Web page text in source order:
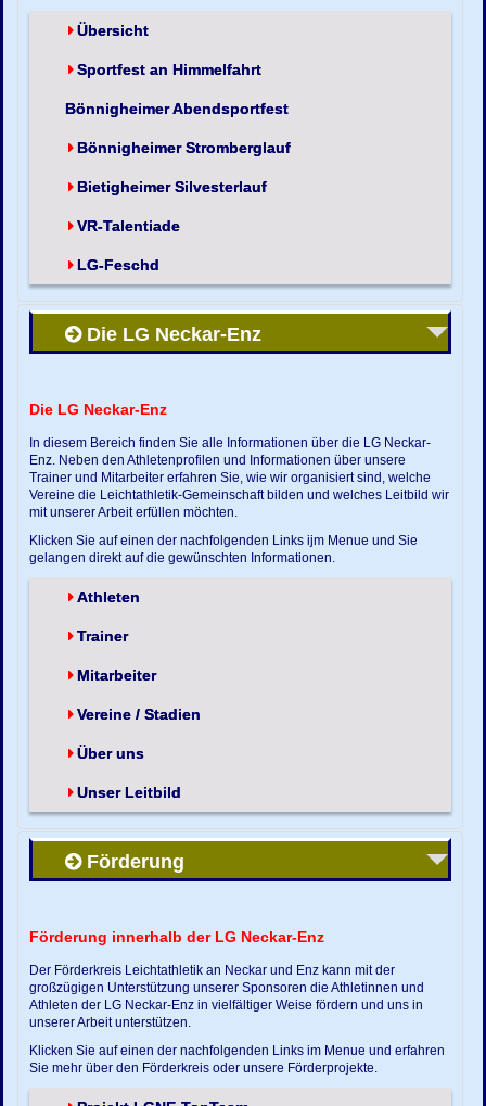
Übersicht
Sportfest an Himmelfahrt
Bönnigheimer Abendsportfest
Bönnigheimer Stromberglauf
Bietigheimer Silvesterlauf
VR-Talentiade
LG-Feschd
Die LG Neckar-Enz
Die LG Neckar-Enz
In diesem Bereich finden Sie alle Informationen über die LG Neckar-
Enz. Neben den Athletenprofilen und Informationen über unsere
Trainer und Mitarbeiter erfahren Sie, wie wir organisiert sind, welche
Vereine die Leichtathletik-Gemeinschaft bilden und welches Leitbild wir
mit unserer Arbeit erfüllen möchten.
Klicken Sie auf einen der nachfolgenden Links ijm Menue und Sie
gelangen direkt auf die gewünschten Informationen.
Athleten
Trainer
Mitarbeiter
Vereine / Stadien
Über uns
Unser Leitbild
Förderung
Förderung innerhalb der LG Neckar-Enz
Der Förderkreis Leichtathletik an Neckar und Enz kann mit der
großzügigen Unterstützung unserer Sponsoren die Athletinnen und
Athleten der LG Neckar-Enz in vielfältiger Weise fördern und uns in
unserer Arbeit unterstützen.
Klicken Sie auf einen der nachfolgenden Links im Menue und erfahren
Sie mehr über den Förderkreis oder unsere Förderprojekte.